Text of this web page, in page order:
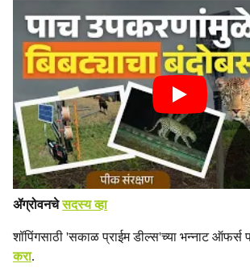
ॲग्रोवनचेसदस्य व्हा
शॉपिंगसाठी 'सकाळ प्राईम डील्स'च्या भन्नाट ऑफर्स
करा.